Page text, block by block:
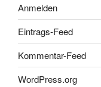
Anmelden
Eintrags-Feed
Kommentar-Feed
WordPress.org